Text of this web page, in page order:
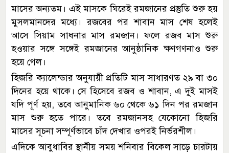
মাসের অন্যতম। এই মাসকে ঘিরেই রমজানের প্রস্তুতি শুরু হয়
মুসলমানদের মধ্যে। রজবের পর শাবান মাস শেষ হলেই
আসে সিয়াম সাধনার মাস রমজান। ফলে রজব মাস শুরু
হওয়ার সঙ্গে সঙ্গেই রমজানের আনুষ্ঠানিক ক্ষণগণনাও শুরু
হয়ে গেল।
হিজরি ক্যালেন্ডার অনুযায়ী প্রতিটি মাস সাধারণত ২৯ বা ৩০
দিনের হয়ে থাকে। সে হিসেবে রজব ও শাবান, এ দুই মাসই
যদি পূর্ণ হয়, তবে আনুমানিক ৬০ থেকে ৬১ দিন পর রমজান
মাস শুরু হতে পারে। তবে রমজানসহ যেকোনো হিজরি
মাসের সূচনা সম্পূর্ণভাবে চাঁদ দেখার ওপরই নির্ভরশীল।
এদিকে আবুধাবির স্থানীয় সময় শনিবার বিকেল সাড়ে চারটায়